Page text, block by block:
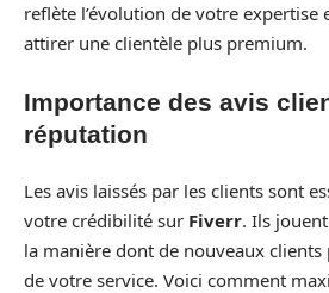
reflète l’évolution de votre expertise
attirer une clientèle plus premium.
Importance des avis
réputation
Les avis laissés par les clients sont
votre crédibilité sur Fiverr. Ils
la manière dont de nouveaux
de votre service. Voici comment